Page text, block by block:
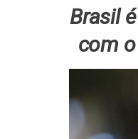
Brasil
com